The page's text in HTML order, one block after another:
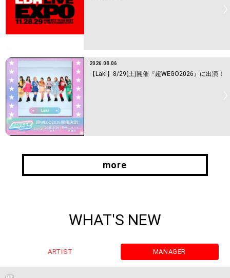
2026.08.06
【Laki】8/29(土)開催『超WEGO2026』に出演！
more
WHAT'S NEW
ARTIST MANAGER
DEEP